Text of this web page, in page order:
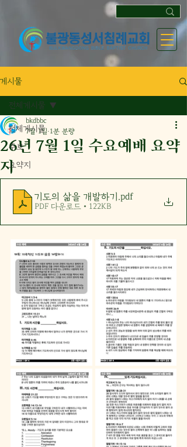
게시물
전체게시물
주보
요약지
전체게시물
26년 7월 1일 수요예배 요약
지
bkdbbc
7월 1일 1분 분량
기도의 삶을 개발하기 .pdf
PDF 다운로드 • 122KB